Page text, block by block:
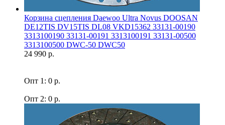
Корзина сцепления Daewoo Ultra Novus DOOSAN
DE12TIS DV15TIS DL08 VKD15362 33131-00190
3313100190 33131-00191 3313100191 33131-00500
3313100500 DWC-50 DWC50
24 990 р.
Опт 1: 0 р.
Опт 2: 0 р.